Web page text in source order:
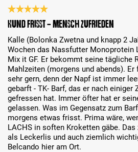
Bewertung mit 5 von 5 Sternen
Hund frisst - Mensch zufrieden
Kalle (Bolonka Zwetna und knapp 2
Wochen das Nassfutter Monoprotein
Mix it GF. Er bekommt seine tägliche
Mahlzeiten (morgens und abends).
sehr gern, denn der Napf ist immer
gebarft - TK- Barf, das er nach einiger
gefressen hat. Immer öfter hat er
gelassen. Was im Gegensatz zum
morgens etwas frisst. Prima wäre,
LACHS in soften Kroketten gäbe.
als Leckerlis und auch ziemlich
Belcando hier am Ort.